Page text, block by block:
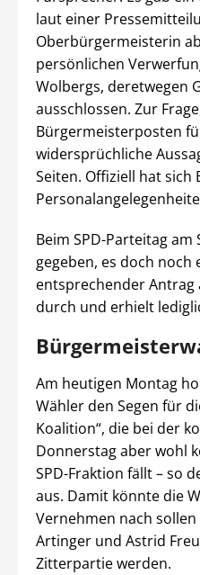
laut einer
Oberbürgermeisterin
persönlichen
Wolbergs, deretwegen
ausschlossen. Zur
Bürgermeisterposten
widersprüchliche
Seiten. Offiziell hat sich
Beim SPD-Parteitag
gegeben, es doch noch
entsprechender Antrag
durch und erhielt
Am heutigen Montag
Wähler den Segen für
Koalition“, die bei der
Donnerstag aber wohl
SPD-Fraktion fällt – so
aus. Damit könnte die
Vernehmen nach
Artinger und Astrid
Zitterpartie werden.